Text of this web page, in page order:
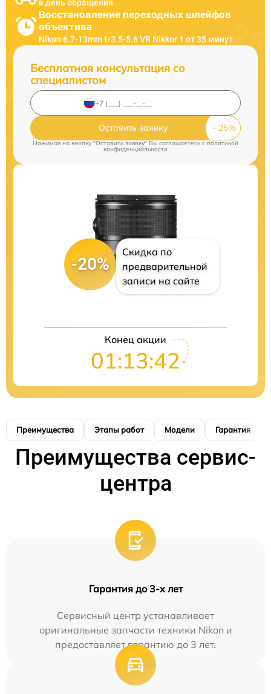
в день обращения
Восстановление переходных шлейфов
объектива
Nikon 6.7-13mm f/3.5-5.6 VR Nikkor 1 от 35 минут
Бесплатная консультация со
специалистом
Оставить заявку
Нажимая на кнопку "Оставить заявку" Вы соглашаетесь cполитикой
конфиденциальности
-20%
Скидка по
предварительной
записи на сайте
Конец акции
01:13:41
Преимущества Этапы работ Модели Гарантия
Преимущества сервис-
центра
Гарантия до 3-х лет
Сервисный центр устанавливает
оригинальные запчасти техники Nikon и
предоставляет гарантию до 3 лет.